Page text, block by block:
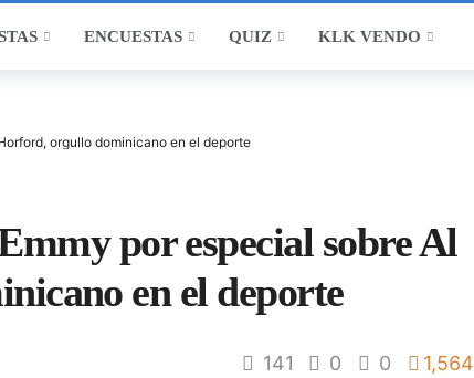
ENCUESTAS QUIZ KLK VENDO
orgullo dominicano en el deporte
por especial sobre Al
en el deporte
141 0 0 1,564